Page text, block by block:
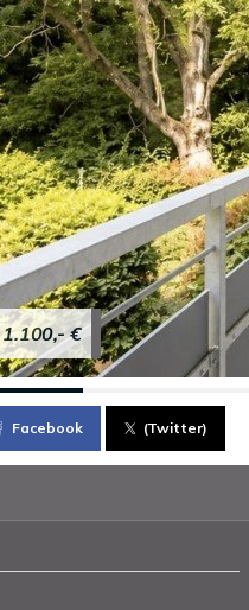
1.100,- €
Facebook (Twitter)